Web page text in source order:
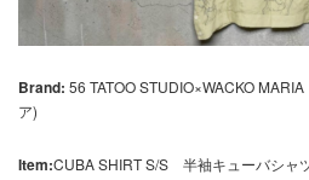
Brand: 56 TATOO STUDIO×WACKO
ア)
Item:CUBA SHIRT S/S 半袖キューバシャ